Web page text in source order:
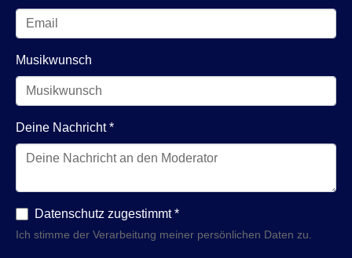
Musikwunsch
Deine Nachricht*
Datenschutz zugestimmt*
Ich stimme der Verarbeitung meiner persönlichen Daten zu.